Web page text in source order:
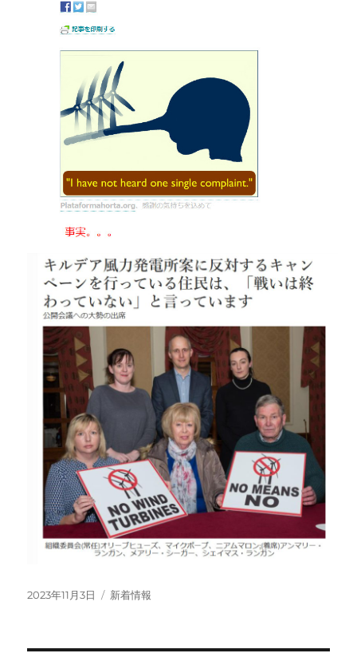
投
2023年11月3日
カ
新着情報